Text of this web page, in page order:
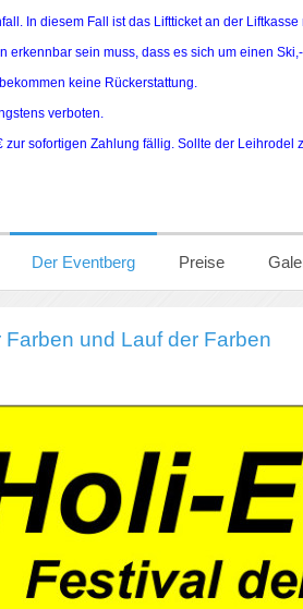
In diesem Fall ist das Liftticket an der
erkennbar sein muss, dass es sich um einen
keine Rückerstattung.
verboten.
sofortigen Zahlung fällig. Sollte der
Der Eventberg Preise
und Lauf der Farben